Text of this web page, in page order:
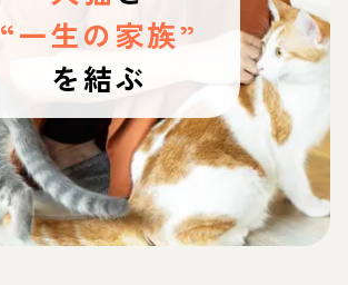
“一生の家族”
を結ぶ